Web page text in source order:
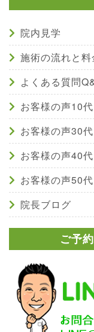
院内見学
施術の流れと料
よくある質問
お客様の声10代
お客様の声30代
お客様の声40代
お客様の声50代
院長ブログ
ご予